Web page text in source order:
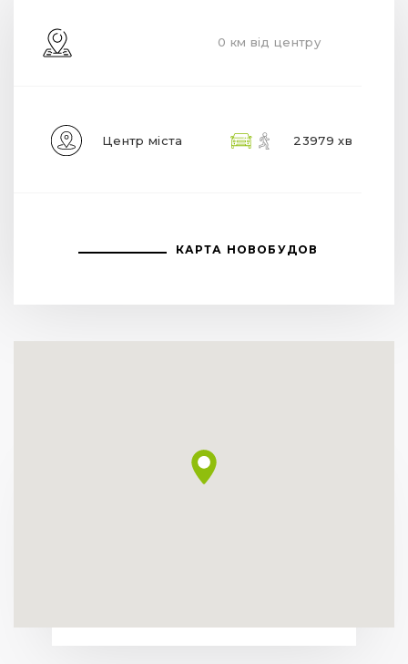
0 км від центру
Центр міста 23979 хв
КАРТА НОВОБУДОВ